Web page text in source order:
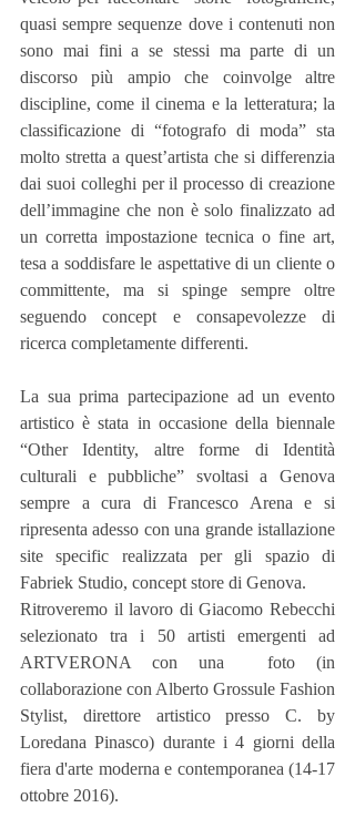
quasi sempre sequenze dove i contenuti non
sono mai fini a se stessi ma parte di un
discorso più ampio che coinvolge altre
discipline, come il cinema e la letteratura; la
classificazione di “fotografo di moda” sta
molto stretta a quest’artista che si differenzia
dai suoi colleghi per il processo di creazione
dell’immagine che non è solo finalizzato ad
un corretta impostazione tecnica o fine art,
tesa a soddisfare le aspettative di un cliente o
committente, ma si spinge sempre oltre
seguendo concept e consapevolezze di
ricerca completamente differenti.
La sua prima partecipazione ad un evento
artistico è stata in occasione della biennale
“Other Identity, altre forme di Identità
culturali e pubbliche” svoltasi a Genova
sempre a cura di Francesco Arena e si
ripresenta adesso con una grande istallazione
site specific realizzata per gli spazio di
Fabriek Studio, concept store di Genova.
Ritroveremo il lavoro di Giacomo Rebecchi
selezionato tra i 50 artisti emergenti ad
ARTVERONA con una  foto (in
collaborazione con Alberto Grossule Fashion
Stylist, direttore artistico presso C. by
Loredana Pinasco) durante i 4 giorni della
fiera d'arte moderna e contemporanea (14-17
ottobre 2016).